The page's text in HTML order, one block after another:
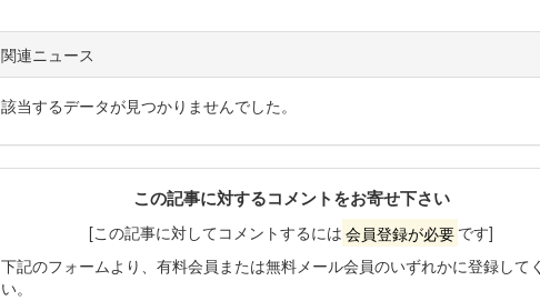
関連ニュース
該当するデータが見つかりませんでした。
この記事に対するコメントをお寄せ下さい
[この記事に対してコメントするには 会員登録が必要 です]
下記のフォームより、有料会員または無料メール会員のいずれかに登録して
い。